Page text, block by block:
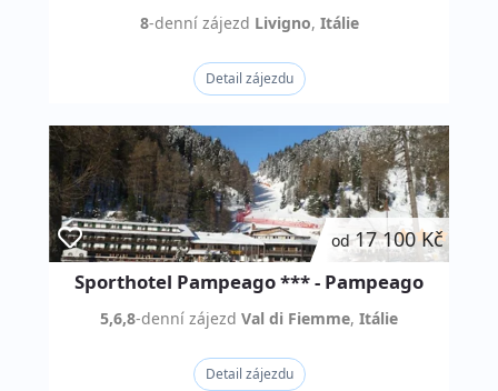
8-dennízájezd Livigno, Itálie
Detail zájezdu
od17 100 Kč
Sporthotel Pampeago *** - Pampeago
5,6,8-denní zájezd Val di Fiemme, Itálie
Detail zájezdu